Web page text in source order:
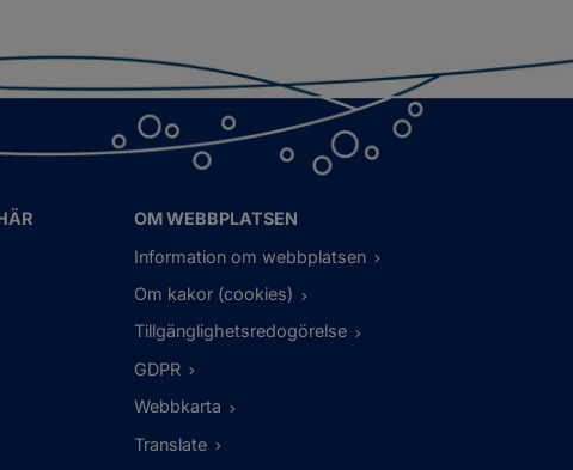
OM WEBBPLATSEN
Information om webbplatsen
Om kakor (cookies)
Tillgänglighetsredogörelse
GDPR
Webbkarta
Translate